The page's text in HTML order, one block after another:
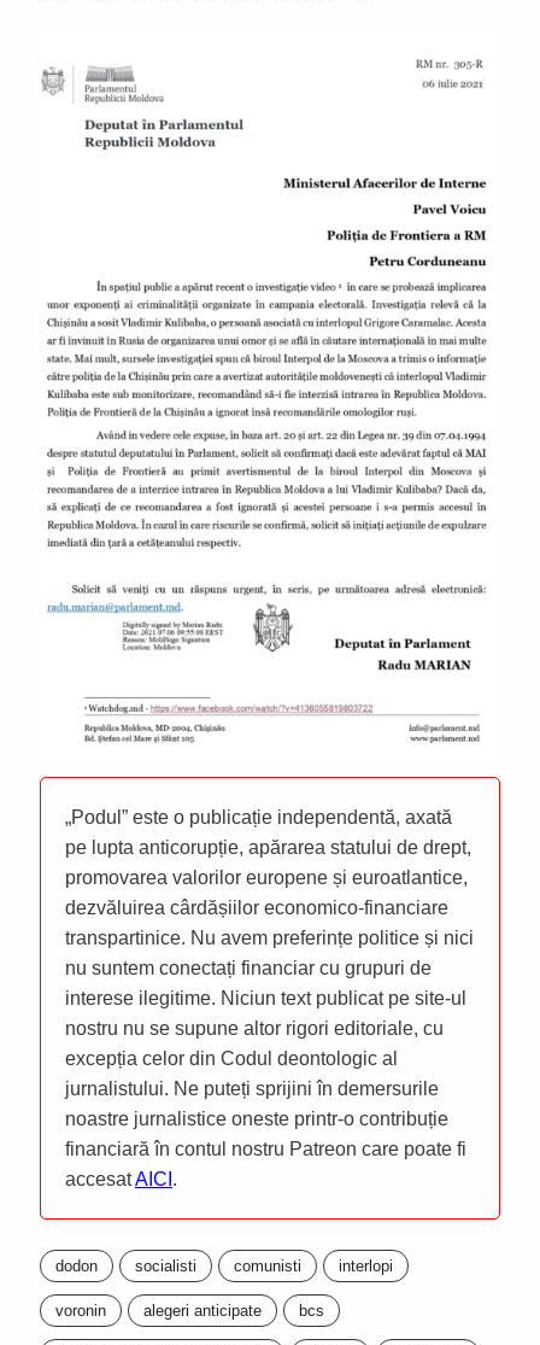
„Podul” este o publicație independentă, axată
pe lupta anticorupție, apărarea statului de drept,
promovarea valorilor europene și euroatlantice,
dezvăluirea cârdășiilor economico-financiare
transpartinice. Nu avem preferințe politice și nici
nu suntem conectați financiar cu grupuri de
interese ilegitime. Niciun text publicat pe site-ul
nostru nu se supune altor rigori editoriale, cu
excepția celor din Codul deontologic al
jurnalistului. Ne puteți sprijini în demersurile
noastre jurnalistice oneste printr-o contribuție
financiară în contul nostru Patreon care poate fi
accesatAICI .
dodon socialisti comunisti interlopi
voronin alegeri anticipate bcs